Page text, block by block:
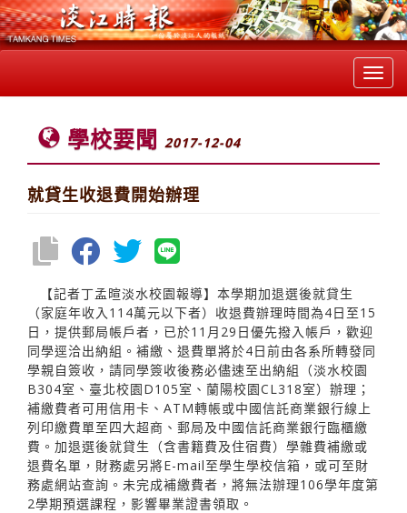
學校要聞 2017-12-04
就貸生收退費開始辦理
【記者丁孟暄淡水校園報導】本學期加退選後就貸生
（家庭年收入114萬元以下者）收退費辦理時間為4日至15
日，提供郵局帳戶者，已於11月29日優先撥入帳戶，歡迎
同學逕洽出納組。補繳、退費單將於4日前由各系所轉發同
學親自簽收，請同學簽收後務必儘速至出納組（淡水校園
B304室、臺北校園D105室、蘭陽校園CL318室）辦理；
補繳費者可用信用卡、ATM轉帳或中國信託商業銀行線上
列印繳費單至四大超商、郵局及中國信託商業銀行臨櫃繳
費。加退選後就貸生（含書籍費及住宿費）學雜費補繳或
退費名單，財務處另將E-mail至學生學校信箱，或可至財
務處網站查詢。未完成補繳費者，將無法辦理106學年度第
2學期預選課程，影響畢業證書領取。